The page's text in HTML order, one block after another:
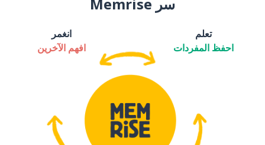
تعلم
احفظ المفردات
انغمر
افهم الآخرين